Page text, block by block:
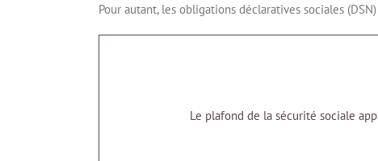
Pour autant, les obligations déclaratives sociales
Le plafond de la sécurité sociale